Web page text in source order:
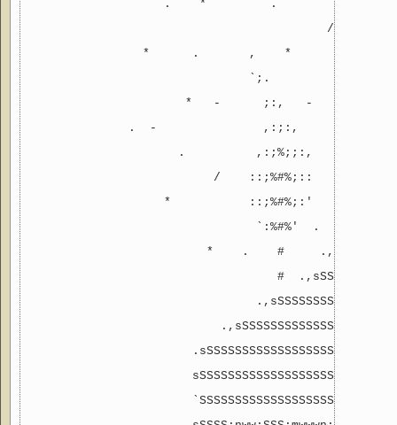
                   .    *         .            *
                                          /
*      .       ,    *          .
                               `;.
*   -      ;:,   -    *     -
              .  -               ,:;:,
                     .          ,:;%;;:,           *
                          /    ::;%#%;::   *    .
                   *           ::;%#%;:'
                                `:%#%'  .   .,,.
                         *    .    #     .,sSSSSs
                                   #  .,sSSSSSSSS
                                .,sSSSSSSSSSSSS'
                           .,sSSSSSSSSSSSSSSSSSs,
                       .sSSSSSSSSSSSSSSSSSSSSSSSS
                       sSSSSSSSSSSSSSSSSSSSSSSSS'
                       `SSSSSSSSSSSSSSSSSSSSSSS'